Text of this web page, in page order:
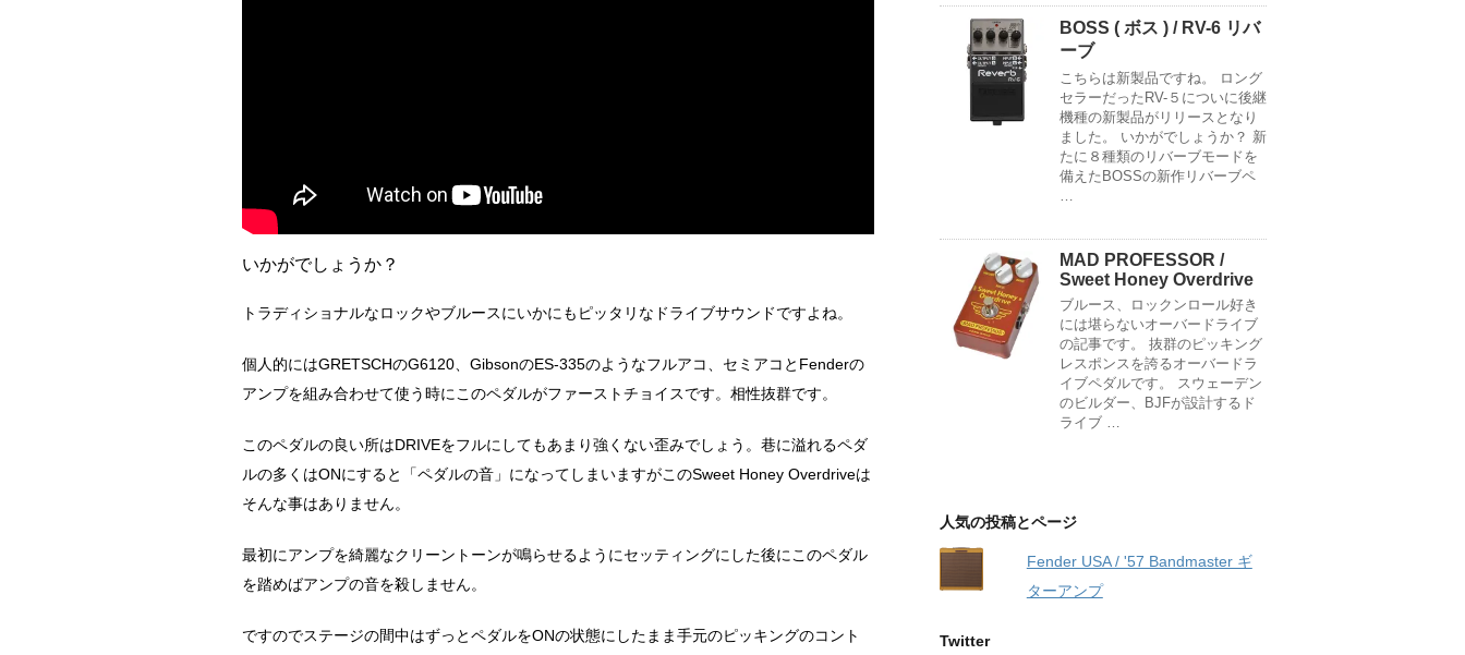
いかがでしょうか？
トラディショナルなロックやブルースにいかにもピッタリなドライブサウンドですよね。
個人的にはGRETSCHのG6120、GibsonのES-335のようなフルアコ、セミアコとFenderの
アンプを組み合わせて使う時にこのペダルがファーストチョイスです。相性抜群です。
このペダルの良い所はDRIVEをフルにしてもあまり強くない歪みでしょう。巷に溢れるペダ
ルの多くはONにすると「ペダルの音」になってしまいますがこのSweet Honey Overdriveは
そんな事はありません。
最初にアンプを綺麗なクリーントーンが鳴らせるようにセッティングにした後にこのペダル
を踏めばアンプの音を殺しません。
ですのでステージの間中はずっとペダルをONの状態にしたまま手元のピッキングのコント
BOSS ( ボス ) / RV-6 リバ
ーブ
こちらは新製品ですね。 ロング
セラーだったRV-５についに後継
機種の新製品がリリースとなり
ました。 いかがでしょうか？ 新
たに８種類のリバーブモードを
備えたBOSSの新作リバーブペ
MAD PROFESSOR /
Sweet Honey Overdrive
ブルース、ロックンロール好き
には堪らないオーバードライブ
の記事です。 抜群のピッキング
レスポンスを誇るオーバードラ
イブペダルです。 スウェーデン
のビルダー、BJFが設計するド
ライブ …
人気の投稿とページ
Fender USA / '57 Bandmaster ギ
ターアンプ
Twitter